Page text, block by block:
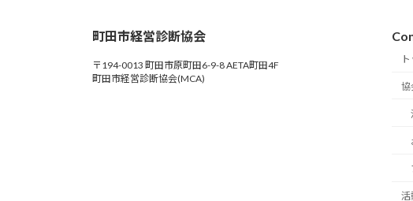
町田市経営診断協会
〒194-0013 町田市原町田6-9-8 AETA町田4F
町田市経営診断協会(MCA)
協
活